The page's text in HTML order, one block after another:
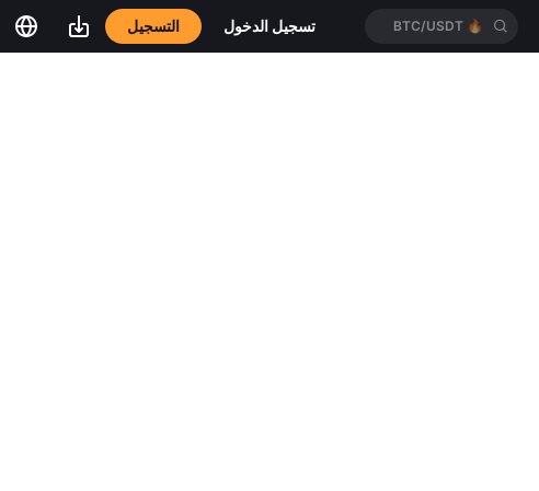
🔥
BTC/USDT تسجيل الدخول التسجيل